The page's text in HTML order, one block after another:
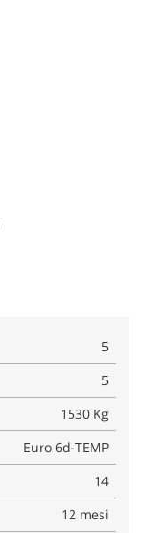
5
5
1530 Kg
Euro 6d-TEMP
14
12 mesi